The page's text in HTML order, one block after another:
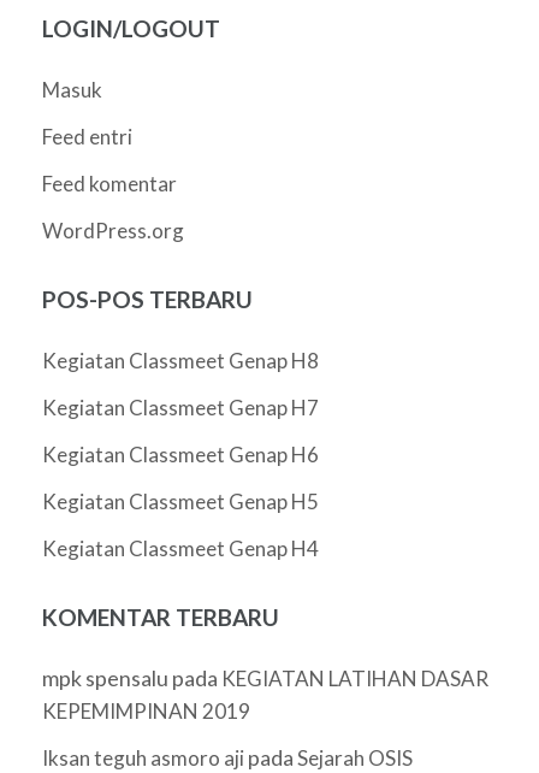
LOGIN/LOGOUT
Masuk
Feed entri
Feed komentar
WordPress.org
POS-POS TERBARU
Kegiatan Classmeet Genap H8
Kegiatan Classmeet Genap H7
Kegiatan Classmeet Genap H6
Kegiatan Classmeet Genap H5
Kegiatan Classmeet Genap H4
KOMENTAR TERBARU
mpk spensalu pada KEGIATAN LATIHAN DASAR
KEPEMIMPINAN 2019
Iksan teguh asmoro aji padaSejarah OSIS